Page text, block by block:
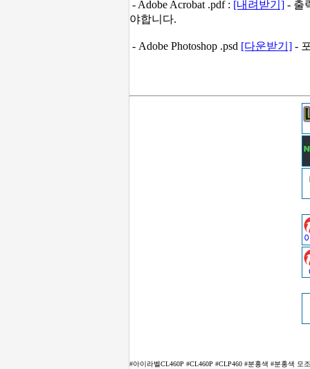
- Adobe Acrobat .pdf : [내려받기] - 출
야합니다.
- Adobe Photoshop .psd [다운받기] -
#아이라벨CL460P #CL460P #CLP460 #분홍색 #분홍색